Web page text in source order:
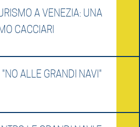
A VENEZIA: UNA
CACCIARI
ALLE GRANDI NAVI"